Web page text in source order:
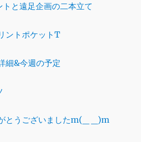
と遠足企画の二本立て
ントポケットT
細&今週の予定
とうございましたm(_ _)m